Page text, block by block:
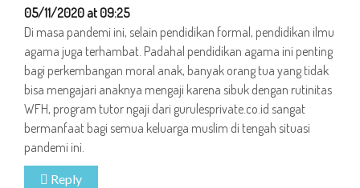
05/11/2020 at 09:25
Di masa pandemi ini, selain pendidikan formal, pendidikan ilmu
agama juga terhambat. Padahal pendidikan agama ini penting
bagi perkembangan moral anak, banyak orang tua yang tidak
bisa mengajari anaknya mengaji karena sibuk dengan rutinitas
WFH, program tutor ngaji dari gurulesprivate.co.id sangat
bermanfaat bagi semua keluarga muslim di tengah situasi
pandemi ini.
Reply